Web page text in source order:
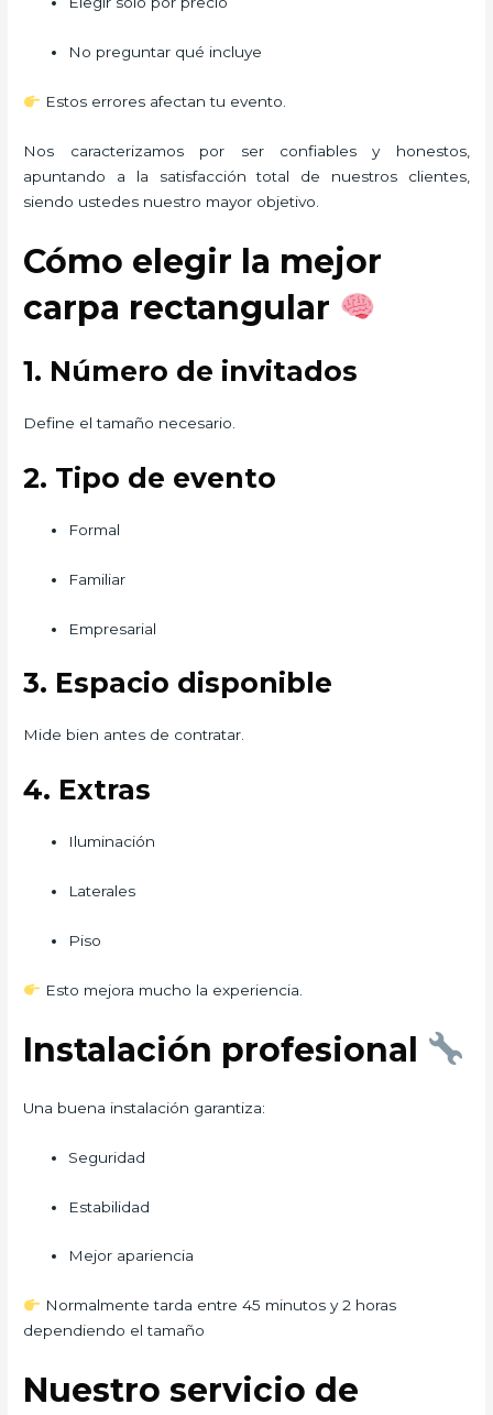
No preguntar qué incluye
Estos errores afectan tu evento.
Nos caracterizamos por ser confiables y honestos,
apuntando a la satisfacción total de nuestros clientes,
siendo ustedes nuestro mayor objetivo.
Cómo elegir la mejor
carpa rectangular
1. Número de invitados
Define el tamaño necesario.
2. Tipo de evento
Formal
Familiar
Empresarial
3. Espacio disponible
Mide bien antes de contratar.
4. Extras
Iluminación
Laterales
Piso
Esto mejora mucho la experiencia.
Instalación profesional
Una buena instalación garantiza:
Seguridad
Estabilidad
Mejor apariencia
Normalmente tarda entre 45 minutos y 2 horas
dependiendo el tamaño
Nuestro servicio de